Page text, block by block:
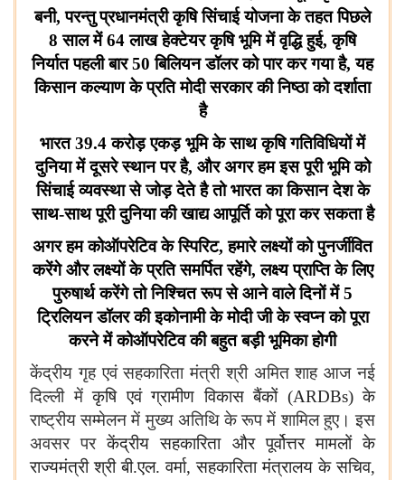
बनी,परन्तुप्रधानमंत्री कृषि सिंचाई योजना के तहत पिछले
8साल में64लाख हेक्टेयर कृषि भूमि में वृद्धि हुई,कृषि
निर्यात पहली बार50बिलियन डॉलर को पार कर गया है, यह
किसान कल्याण के प्रति मोदी सरकार की निष्ठा को दर्शाता
है
भारत 39.4 करोड़ एकड़ भूमि के साथ कृषि गतिविधियों में
दुनिया में दूसरे स्थान पर है, और अगर हम इस पूरी भूमि को
सिंचाई व्यवस्था से जोड़ देते है तो भारत का किसान देश के
साथ-साथ पूरी दुनिया की खाद्य आपूर्ति को पूरा कर सकता है
अगर हम कोऑपरेटिव के स्पिरिट, हमारे लक्ष्यों को पुनर्जीवित
करेंगे और लक्ष्यों के प्रति समर्पित रहेंगे, लक्ष्य प्राप्ति के लिए
पुरुषार्थ करेंगे तो निश्चित रूप से आने वाले दिनों में 5
ट्रिलियन डॉलर की इकोनामी के मोदी जी के स्वप्न को पूरा
करने में कोऑपरेटिव की बहुत बड़ी भूमिका होगी
केंद्रीय गृह एवं सहकारिता मंत्री श्री अमित शाह आज नई
दिल्ली मेंकृषि एवं ग्रामीण विकास बैंकों (ARDBs) के
राष्ट्रीय सम्मेलन में मुख्य अतिथि के रूप में शामिल हुए। इस
अवसर परकेंद्रीय सहकारिता और पूर्वोत्तर मामलों के
राज्यमंत्री श्री बी.एल. वर्मा, सहकारिता मंत्रालय के सचिव,